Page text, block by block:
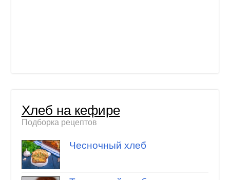
Хлеб на кефире
Подборка рецептов
Чесночный хлеб